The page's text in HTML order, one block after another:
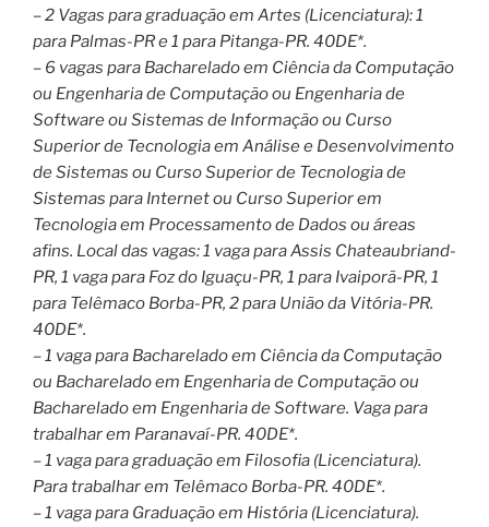
– 2 Vagas para graduação em Artes (Licenciatura): 1
para Palmas-PR e 1 para Pitanga-PR. 40DE*.
– 6 vagas para Bacharelado em Ciência da Computação
ou Engenharia de Computação ou Engenharia de
Software ou Sistemas de Informação ou Curso
Superior de Tecnologia em Análise e Desenvolvimento
de Sistemas ou Curso Superior de Tecnologia de
Sistemas para Internet ou Curso Superior em
Tecnologia em Processamento de Dados ou áreas
afins. Local das vagas: 1 vaga para Assis Chateaubriand-
PR, 1 vaga para Foz do Iguaçu-PR, 1 para Ivaiporã-PR, 1
para Telêmaco Borba-PR, 2 para União da Vitória-PR.
40DE*.
– 1 vaga para Bacharelado em Ciência da Computação
ou Bacharelado em Engenharia de Computação ou
Bacharelado em Engenharia de Software. Vaga para
trabalhar em Paranavaí-PR. 40DE*.
– 1 vaga para graduação em Filosofia (Licenciatura).
Para trabalhar em Telêmaco Borba-PR. 40DE*.
– 1 vaga para Graduação em História (Licenciatura).